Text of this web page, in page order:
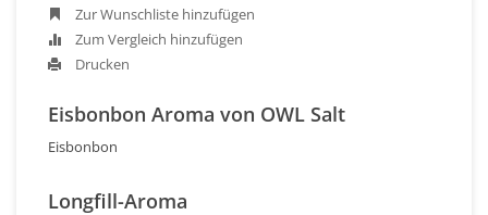
Zur Wunschliste hinzufügen
Zum Vergleich hinzufügen
Drucken
Eisbonbon Aroma von OWL Salt
Eisbonbon
Longfill-Aroma